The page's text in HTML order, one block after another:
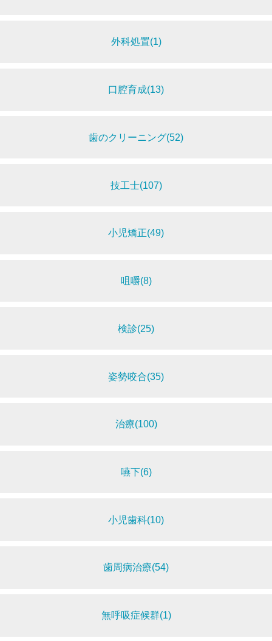
外科処置(1)
口腔育成(13)
歯のクリーニング(52)
技工士(107)
小児矯正(49)
咀嚼(8)
検診(25)
姿勢咬合(35)
治療(100)
嚥下(6)
小児歯科(10)
歯周病治療(54)
無呼吸症候群(1)